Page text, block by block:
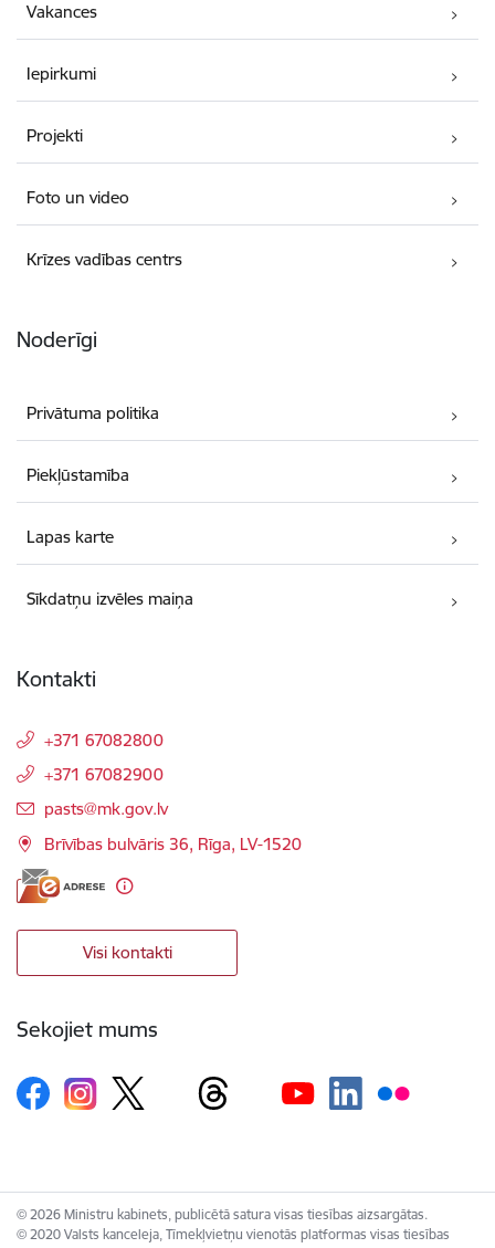
Vakances
Iepirkumi
Projekti
Foto un video
Krīzes vadības centrs
Noderīgi
Privātuma politika
Piekļūstamība
Lapas karte
Sīkdatņu izvēles maiņa
Kontakti
+371 67082800
+371 67082900
E-pasts:
pasts@mk.gov.lv
Brīvības bulvāris 36, Rīga, LV-1520
Visi kontakti
Sekojiet mums
© 2026 Ministru kabinets, publicētā satura visas tiesības aizsargātas.
© 2020 Valsts kanceleja, Tīmekļvietņu vienotās platformas visas tiesības